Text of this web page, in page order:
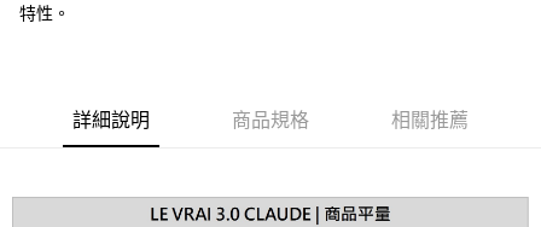
３．安心：先確認商品／服務後，再付款。
２．訂單成立數日內，您將收到繳費通知簡訊。
購買商品的店家。未經商家同意取消之訂單仍視為有效，需透過AFTEE先享
黑貓宅急便配送到府
特性。
詳細說明 商品規格 相關推薦